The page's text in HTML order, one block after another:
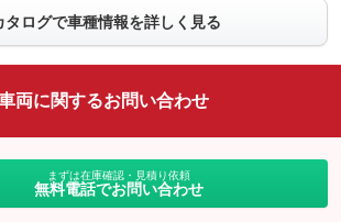
フロントカメラ
：装備なし
：装備あり
ルーフレール
：装備なし
：装備なし
タログで車種情報を詳しく見る
両に関するお問い合わせ
まずは在庫確認・見積り依頼
無料電話でお問い合わせ